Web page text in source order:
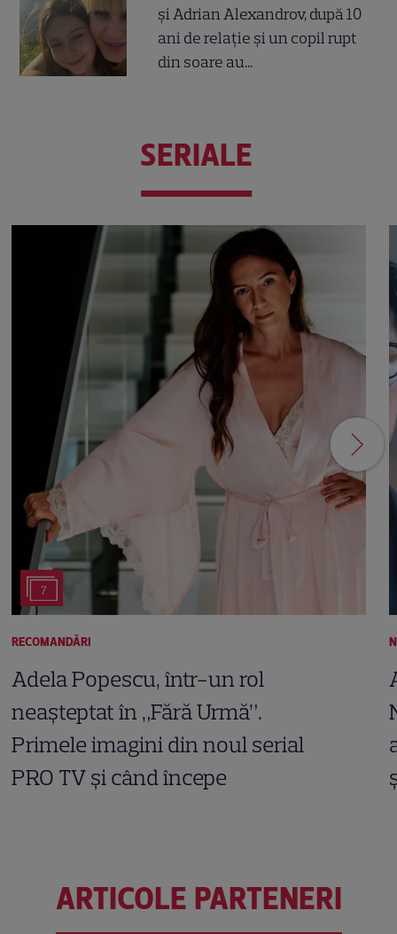
și Adrian Alexandrov, după 10
ani de relație și un copil rupt
din soare au...
SERIALE
7
RECOMANDĂRI
Adela Popescu, într-un rol
neașteptat în „Fără Urmă”.
Primele imagini din noul serial
PRO TV și când începe
ARTICOLE PARTENERI